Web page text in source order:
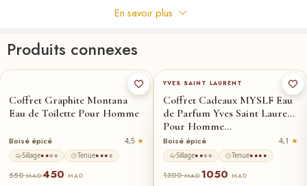
Il n'y a pas encore de critiques.
En savoir plus
Produits connexes
Coffret Graphite Montana
Eau de Toilette Pour Homme
Boisé épicé 4,5
Sillage●●○○ Tenue●●●○
550MAD450 MAD
YVES SAINT LAURENT
Coffret Cadeaux MYSLF Eau
de Parfum Yves Saint Laurent
Pour Homme…
Boisé épicé 4,1
Sillage●●○○ Tenue●●●●
1300MAD1050 MAD